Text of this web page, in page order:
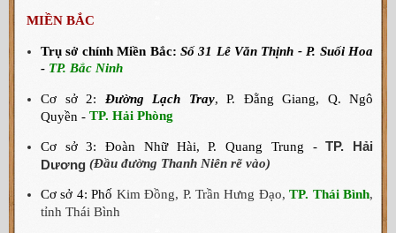
MIỀN BẮC
Trụ sở chính Miền Bắc: Số 31 Lê Văn Thịnh - P. Suối Hoa
- TP. Bắc Ninh
Cơ sở 2: Đường Lạch Tray, P. Đằng Giang, Q. Ngô
Quyền - TP. Hải Phòng
Cơ sở 3: Đoàn Nhữ Hài, P. Quang Trung -TP. Hải
Dương (Đầu đường Thanh Niên rẽ vào)
Cơ sở 4: Phố Kim Đồng, P. Trần Hưng Đạo,TP. Thái Bình,
tỉnh Thái Bình